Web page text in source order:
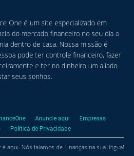
One é um site especializado em
do mercado financeiro no seu dia a
dentro de casa. Nossa missão é
pode ter controle financeiro, fazer
e ter no dinheiro um aliado
seus sonhos.
Anuncie aqui
Empresas
Política de Privacidade
aqui. Nós falamos de Finanças na sua língua!